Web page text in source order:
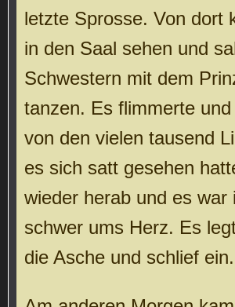
letzte Sprosse. Von dort
in den Saal sehen und
Schwestern mit dem
tanzen. Es flimmerte
von den vielen tausend
es sich satt gesehen
wieder herab und es war
schwer ums Herz. Es
die Asche und schlief ein.